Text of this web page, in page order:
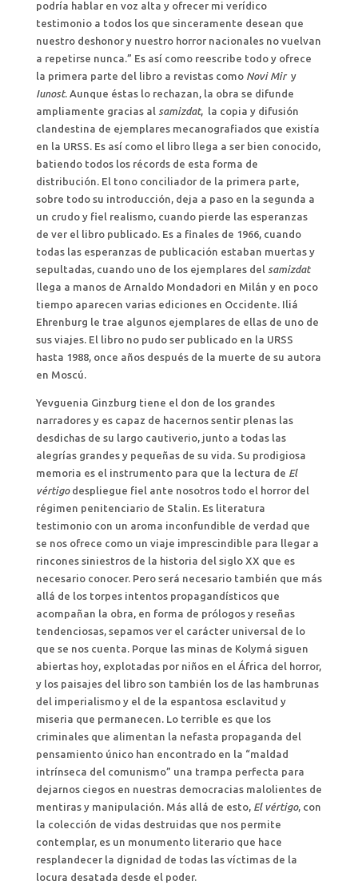
podría hablar en voz alta y ofrecer mi verídico
testimonio a todos los que sinceramente desean que
nuestro deshonor y nuestro horror nacionales no vuelvan
a repetirse nunca.” Es así como reescribe todo y ofrece
la primera parte del libro a revistas como Novi Miry
Iunost. Aunque éstas lo rechazan, la obra se difunde
ampliamente gracias al samizdat, la copia y difusión
clandestina de ejemplares mecanografiados que existía
en la URSS. Es así como el libro llega a ser bien conocido,
batiendo todos los récords de esta forma de
distribución. El tono conciliador de la primera parte,
sobre todo su introducción, deja a paso en la segunda a
un crudo y fiel realismo, cuando pierde las esperanzas
de ver el libro publicado. Es a finales de 1966, cuando
todas las esperanzas de publicación estaban muertas y
sepultadas, cuando uno de los ejemplares del samizdat
llega a manos de Arnaldo Mondadori en Milán y en poco
tiempo aparecen varias ediciones en Occidente. Iliá
Ehrenburg le trae algunos ejemplares de ellas de uno de
sus viajes. El libro no pudo ser publicado en la URSS
hasta 1988, once años después de la muerte de su autora
en Moscú.
Yevguenia Ginzburg tiene el don de los grandes
narradores y es capaz de hacernos sentir plenas las
desdichas de su largo cautiverio, junto a todas las
alegrías grandes y pequeñas de su vida. Su prodigiosa
memoria es el instrumento para que la lectura de El
vértigodespliegue fiel ante nosotros todo el horror del
régimen penitenciario de Stalin. Es literatura
testimonio con un aroma inconfundible de verdad que
se nos ofrece como un viaje imprescindible para llegar a
rincones siniestros de la historia del siglo XX que es
necesario conocer. Pero será necesario también que más
allá de los torpes intentos propagandísticos que
acompañan la obra, en forma de prólogos y reseñas
tendenciosas, sepamos ver el carácter universal de lo
que se nos cuenta. Porque las minas de Kolymá siguen
abiertas hoy, explotadas por niños en el África del horror,
y los paisajes del libro son también los de las hambrunas
del imperialismo y el de la espantosa esclavitud y
miseria que permanecen. Lo terrible es que los
criminales que alimentan la nefasta propaganda del
pensamiento único han encontrado en la “maldad
intrínseca del comunismo” una trampa perfecta para
dejarnos ciegos en nuestras democracias malolientes de
mentiras y manipulación. Más allá de esto, El vértigo, con
la colección de vidas destruidas que nos permite
contemplar, es un monumento literario que hace
resplandecer la dignidad de todas las víctimas de la
locura desatada desde el poder.